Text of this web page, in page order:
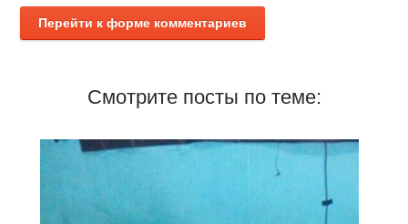
Перейти к форме комментариев
Смотрите посты по теме: